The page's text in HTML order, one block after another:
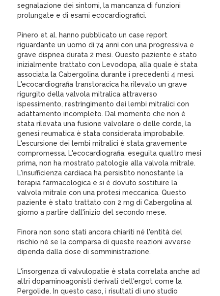
segnalazione dei sintomi, la mancanza di funzioni
prolungate e di esami ecocardiografici.
Pinero et al. hanno pubblicato un case report
riguardante un uomo di 74 anni con una progressiva e
grave dispnea durata 2 mesi. Questo paziente è stato
inizialmente trattato con Levodopa, alla quale è stata
associata la Cabergolina durante i precedenti 4 mesi.
L'ecocardiografia transtoracica ha rilevato un grave
rigurgito della valvola mitralica attraverso
ispessimento, restringimento dei lembi mitralici con
adattamento incompleto. Dal momento che non è
stata rilevata una fusione valvolare o delle corde, la
genesi reumatica è stata considerata improbabile.
L'escursione dei lembi mitralici è stata gravemente
compromessa. L'ecocardiografia, eseguita quattro mesi
prima, non ha mostrato patologie alla valvola mitrale.
L'insufficienza cardiaca ha persistito nonostante la
terapia farmacologica e si è dovuto sostituire la
valvola mitrale con una protesi meccanica. Questo
paziente è stato trattato con 2 mg di Cabergolina al
giorno a partire dall'inizio del secondo mese.
Finora non sono stati ancora chiariti né l'entità del
rischio né se la comparsa di queste reazioni avverse
dipenda dalla dose di somministrazione.
L'insorgenza di valvulopatie è stata correlata anche ad
altri dopaminoagonisti derivati dell'ergot come la
Pergolide. In questo caso, i risultati di uno studio